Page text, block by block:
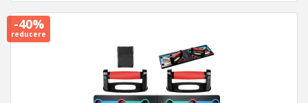
-40%
reducere